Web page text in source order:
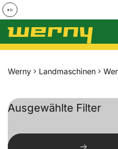
Zum Hauptinhalt
Werny Landmaschinen
Ausgewählte Filter